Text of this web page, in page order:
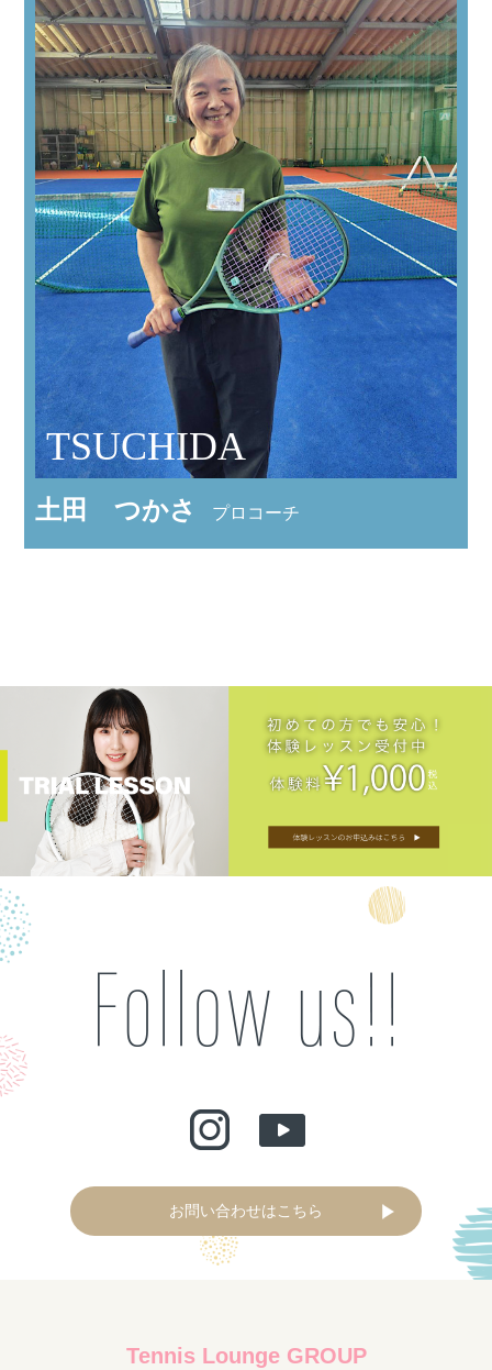
TSUCHIDA
土田 つかさ プロコーチ
お問い合わせはこちら
Tennis Lounge GROUP